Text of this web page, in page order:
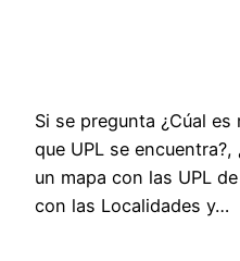
Si se pregunta ¿Cúal es
que UPL se
un mapa con las UPL
con las Localidades y…